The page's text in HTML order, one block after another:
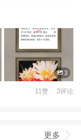
3
11赞 3评论
更多